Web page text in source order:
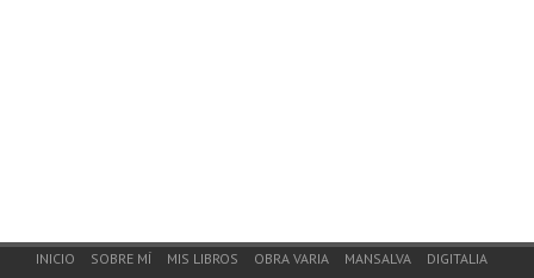
Footer Menu
INICIO SOBRE MÍ MIS LIBROS OBRA VARIA MANSALVA DIGITALIA